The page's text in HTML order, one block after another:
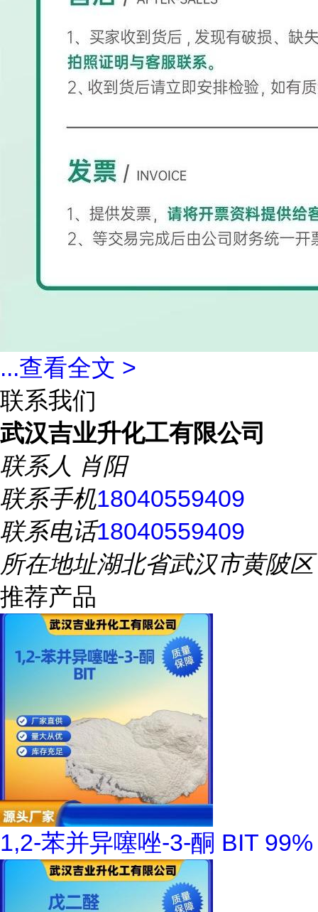
...查看全文 >
联系我们
武汉吉业升化工有限公司
联系人 肖阳
联系手机18040559409
联系电话18040559409
所在地址湖北省武汉市黄陂区
推荐产品
1,2-苯并异噻唑-3-酮 BIT 99%